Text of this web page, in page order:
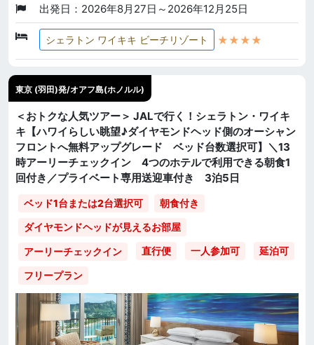
出発日：2026年8月27日～2026年12月25日
シェラトン ワイキキ ビーチリゾート ★★★★
東京 (羽田)発/オアフ島(ホノルル)
＜おトクな人気ツアー＞ JALで行く！シェラトン・ワイキ
キ【ハワイらしい眺望♪ダイヤモンドヘッド側のオーシャン
フロントへ無料アップグレード ベッド台数選択可】＼13
時アーリーチェックイン 4つのホテルで利用できる朝食1
回付き／プライベート専用送迎車付き 3泊5日
ベッド1台または2台選択可
朝食付き
ダイヤモンドヘッドが見えるお部屋
アーリーチェックイン 直行便 一人参加可 延泊可
フリープラン